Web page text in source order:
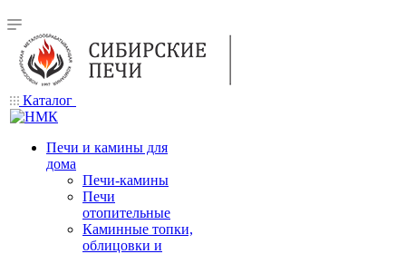
Каталог
Печи и камины для
дома
Печи-камины
Печи
отопительные
Каминные топки,
облицовки и